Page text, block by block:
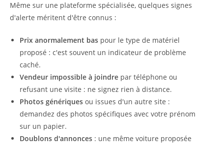
Même sur une plateforme spécialisée, quelques signes
d'alerte méritent d'être connus :
Prix anormalement bas pour le type de matériel
proposé : c'est souvent un indicateur de problème
caché.
Vendeur impossible à joindre par téléphone ou
refusant une visite : ne signez rien à distance.
Photos génériques ou issues d'un autre site :
demandez des photos spécifiques avec votre prénom
sur un papier.
Doublons d'annonces : une même voiture proposée